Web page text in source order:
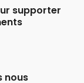
supporter
nous